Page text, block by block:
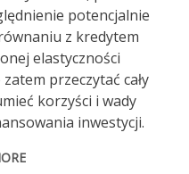
potencjalnie
z kredytem
elastyczności
przeczytać cały
korzyści i wady
inwestycji.